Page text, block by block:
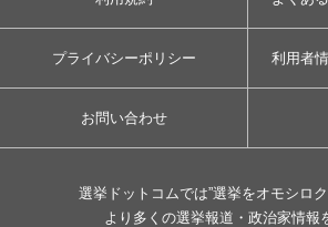
プライバシーポリシー 利用者
お問い合わせ
選挙ドットコムでは”選挙をオモシロク
より多くの選挙報道・政治家情報